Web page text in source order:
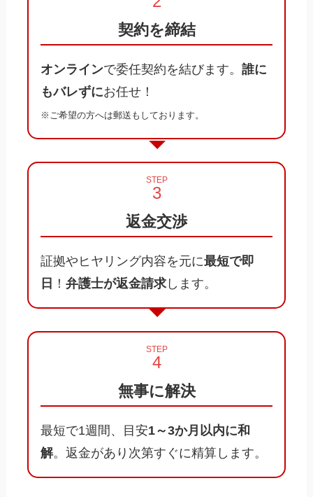
契約を締結
オンラインで委任契約を結びます。誰に
もバレずにお任せ！
※ご希望の方へは郵送もしております。
STEP
返金交渉
証拠やヒヤリング内容を元に最短で即
日 ！弁護士が返金請求 します。
STEP
無事に解決
最短で1週間、目安1～3か月以内に和
解。返金があり次第すぐに精算します。